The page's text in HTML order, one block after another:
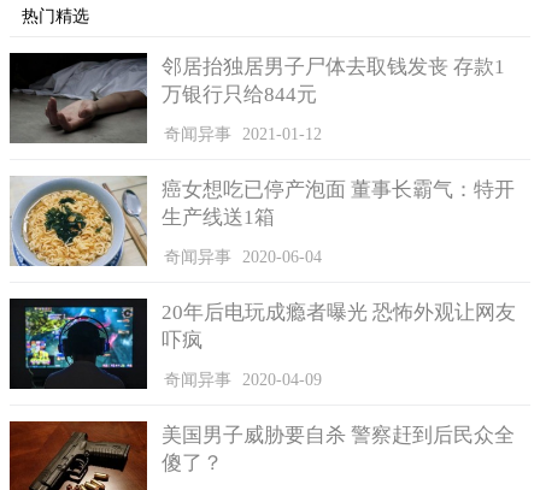
热门精选
邻居抬独居男子尸体去取钱发丧 存款1
万银行只给844元
奇闻异事 2021-01-12
癌女想吃已停产泡面 董事长霸气：特开
生产线送1箱
奇闻异事 2020-06-04
20年后电玩成瘾者曝光 恐怖外观让网友
吓疯
奇闻异事 2020-04-09
美国男子威胁要自杀 警察赶到后民众全
傻了？